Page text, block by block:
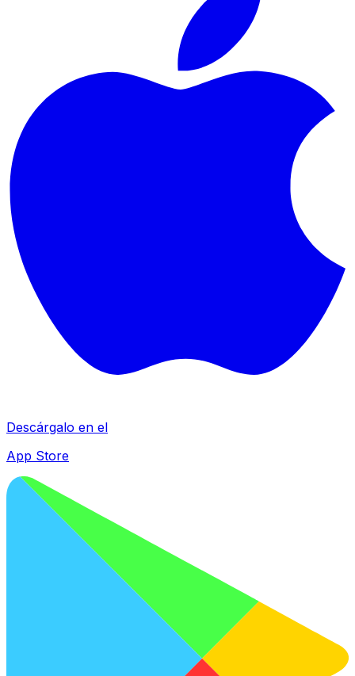
Descárgalo en el
App Store